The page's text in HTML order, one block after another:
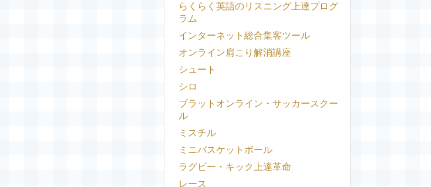
らくらく英語のリスニング上達プログ
ラム
インターネット総合集客ツール
オンライン肩こり解消講座
シュート
シロ
ブラットオンライン・サッカースクー
ル
ミスチル
ミニバスケットボール
ラグビー・キック上達革命
レース